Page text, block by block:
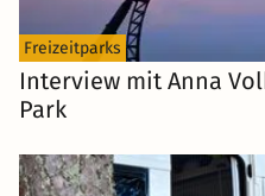
Freizeitparks
Interview mit Anna
Park